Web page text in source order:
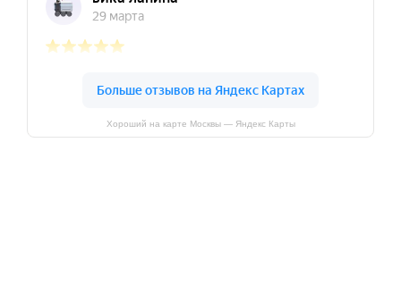
Хороший на карте Москвы — Яндекс Карты